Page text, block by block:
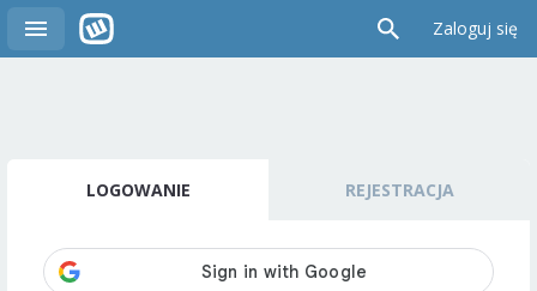
Zaloguj się
LOGOWANIE REJESTRACJA